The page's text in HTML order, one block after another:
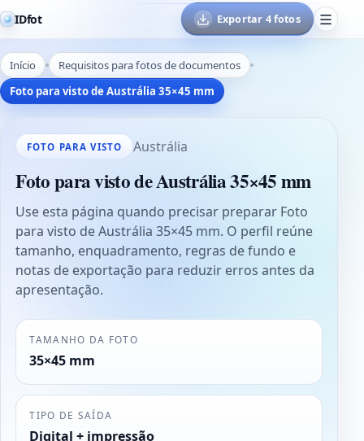
IDfot Exportar 4 fotos
Início
Requisitos para fotos de documentos
Foto para visto de Austrália 35×45 mm
FOTO PARA VISTO Austrália
Foto para visto de Austrália 35×45 mm
Use esta página quando precisar preparar Foto
para visto de Austrália 35×45 mm. O perfil reúne
tamanho, enquadramento, regras de fundo e
notas de exportação para reduzir erros antes da
apresentação.
TAMANHO DA FOTO
35×45 mm
TIPO DE SAÍDA
Digital + impressão